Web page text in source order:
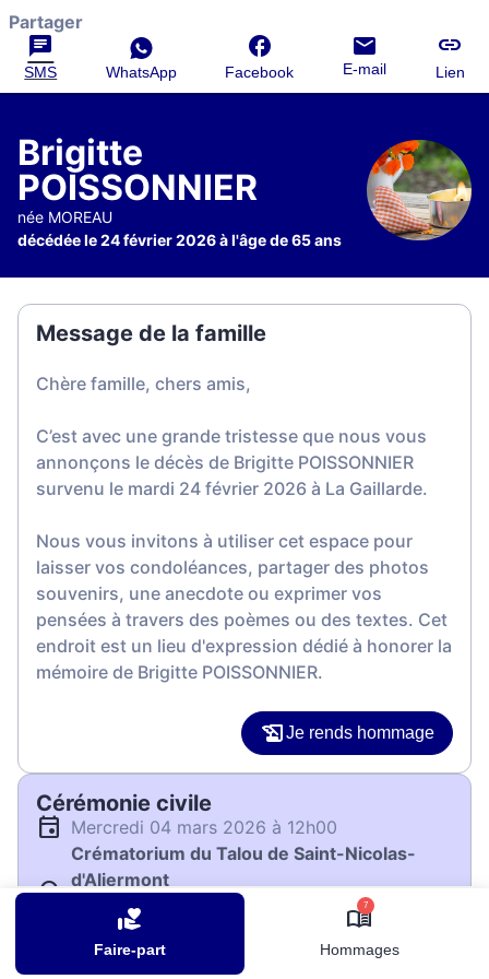
Faire-part
7
Hommages
Partager
SMS WhatsApp Facebook E-mail Lien
Brigitte
POISSONNIER
née MOREAU
décédée le 24 février 2026 à l'âge de 65 ans
Message de la famille
Chère famille, chers amis,
C’est avec une grande tristesse que nous vous
annonçons le décès de Brigitte POISSONNIER
survenu le mardi 24 février 2026 à La Gaillarde.
Nous vous invitons à utiliser cet espace pour
laisser vos condoléances, partager des photos
souvenirs, une anecdote ou exprimer vos
pensées à travers des poèmes ou des textes. Cet
endroit est un lieu d'expression dédié à honorer la
mémoire de Brigitte POISSONNIER.
Je rends hommage
Cérémonie civile
mercredi 04 mars 2026 à 12h00
Crématorium du Talou de Saint-Nicolas-
d'Aliermont
105 Rue d'Inerville
76510 Saint-Nicolas-d'Aliermont